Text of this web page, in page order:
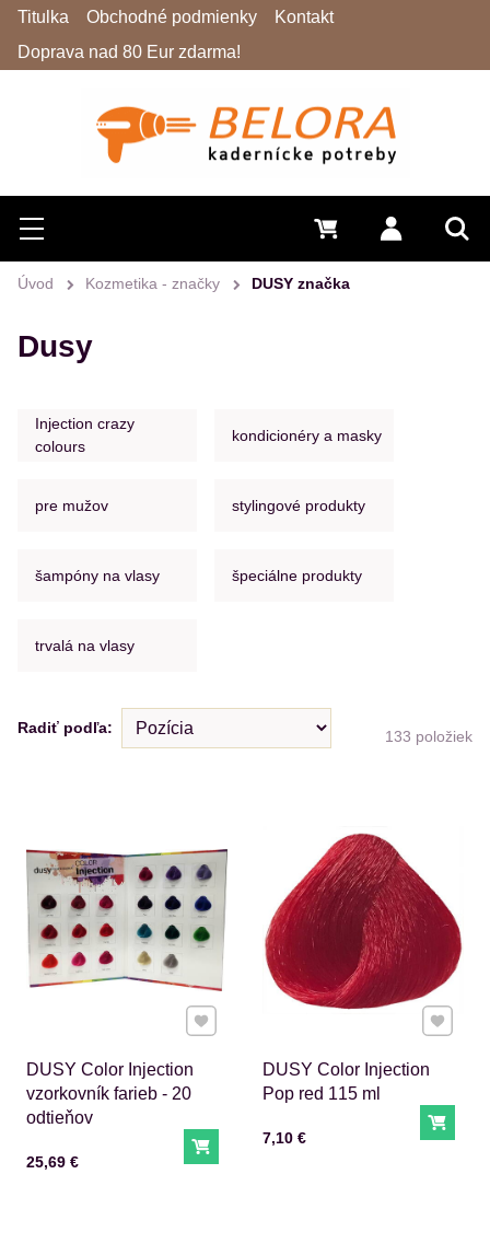
Hľadať
Menu Prihlásiť
0 €
Titulka Obchodné podmienky
Kontakt
Doprava nad 80 Eur zdarma!
Úvod Kozmetika - značky DUSY značka
Dusy
Injection crazy
colours
kondicionéry a masky
pre mužov stylingové produkty
šampóny na vlasy špeciálne produkty
trvalá na vlasy
Radiť podľa: 133 položiek
DUSY Color Injection
vzorkovník farieb - 20
odtieňov
Cena s DPH
25,69 € Do košíka
Pridať k Obľúbeným
DUSY Color Injection
Pop red 115 ml
Cena s DPH
7,10 € Do
Pridať